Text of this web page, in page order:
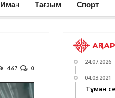
Иман Тағзым Спорт
0
467
24.07.2026
04.03.2021
Тұман